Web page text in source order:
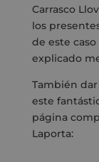
Carrasco
los
de este
explicado
También dar
este
página
Laporta: